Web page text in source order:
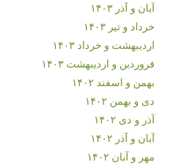
آبان و آذر ۱۴۰۳
خرداد و تیر ۱۴۰۳
اردیبهشت و خرداد ۱۴۰۳
فروردین و اردیبهشت ۱۴۰۳
بهمن و اسفند ۱۴۰۲
دی و بهمن ۱۴۰۲
آذر و دی ۱۴۰۲
آبان و آذر ۱۴۰۲
مهر و آبان ۱۴۰۲